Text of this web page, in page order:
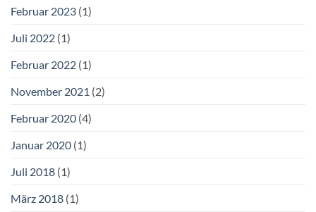
Februar 2023 (1)
Juli 2022 (1)
Februar 2022 (1)
November 2021 (2)
Februar 2020 (4)
Januar 2020 (1)
Juli 2018 (1)
März 2018 (1)